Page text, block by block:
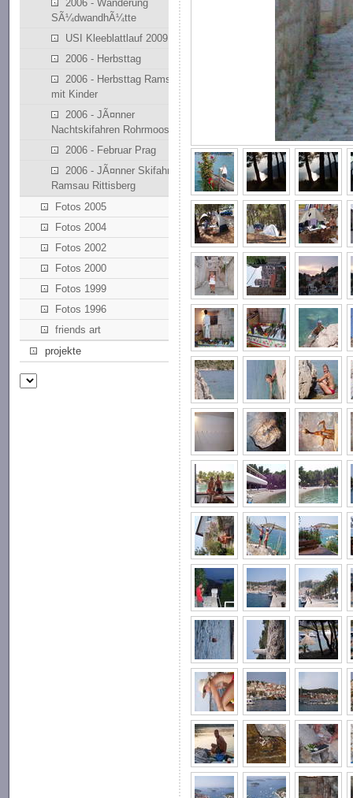
2006 - Wanderung
SÃ¼dwandhÃ¼tte
USI Kleeblattlauf 2009
2006 - Herbsttag
2006 - Herbsttag Ramsau
mit Kinder
2006 - JÃ¤nner
Nachtskifahren Rohrmoos
2006 - Februar Prag
2006 - JÃ¤nner Skifahren
Ramsau Rittisberg
Fotos 2005
Fotos 2004
Fotos 2002
Fotos 2000
Fotos 1999
Fotos 1996
friends art
projekte